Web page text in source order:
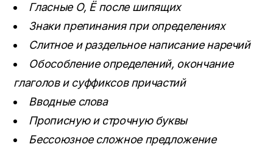
Гласные О, Ё после шипящих
Знаки препинания при определениях
Слитное и раздельное написание наречий
Обособление определений, окончание
глаголов и суффиксов причастий
Вводные слова
Прописную и строчную буквы
Бессоюзное сложное предложение